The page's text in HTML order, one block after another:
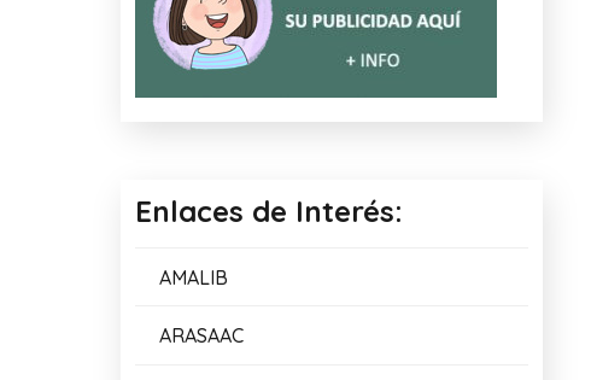
Enlaces de Interés:
AMALIB
ARASAAC